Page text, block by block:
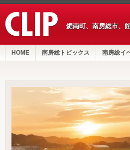
鋸南町、南房総市、
HOME 南房総トピックス 南房総イ